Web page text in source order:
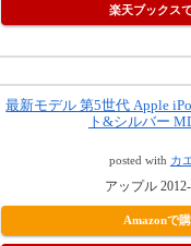
楽天ブックス
最新モデル 第5世代 Apple
ト&シルバー
posted with カ
アップル
Amazonで